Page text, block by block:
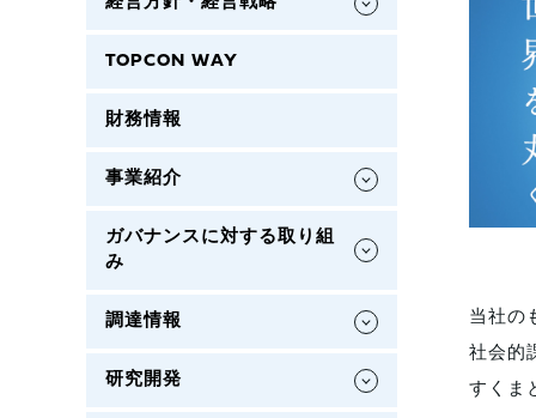
TOPCON WAY
財務情報
事業紹介
ガバナンスに対する取り組
み
調達情報
研究開発
当社の
社会的
すくま